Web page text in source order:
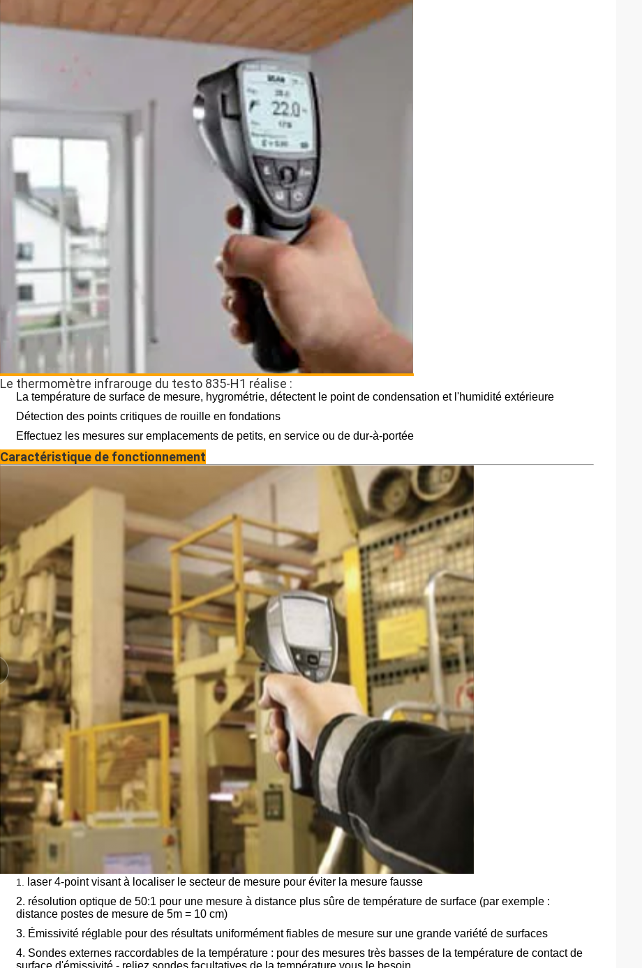
Le thermomètre infrarouge du testo 835-H1 réalise :
La température de surface de mesure, hygrométrie, détectent le point de condensation et l'humidité extérieure
Détection des points critiques de rouille en fondations
Effectuez les mesures sur emplacements de petits, en service ou de dur-à-portée
Caractéristique de fonctionnement
1.
laser 4-point visant à localiser le secteur de mesure pour éviter la mesure fausse
2. résolution optique de 50:1 pour une mesure à distance plus sûre de température de surface (par exemple :
distance postes de mesure de 5m = 10 cm)
3. Émissivité réglable pour des résultats uniformément fiables de mesure sur une grande variété de surfaces
4. Sondes externes raccordables de la température : pour des mesures très basses de la température de contact de
surface d'émissivité - reliez sondes facultatives de la température vous le besoin